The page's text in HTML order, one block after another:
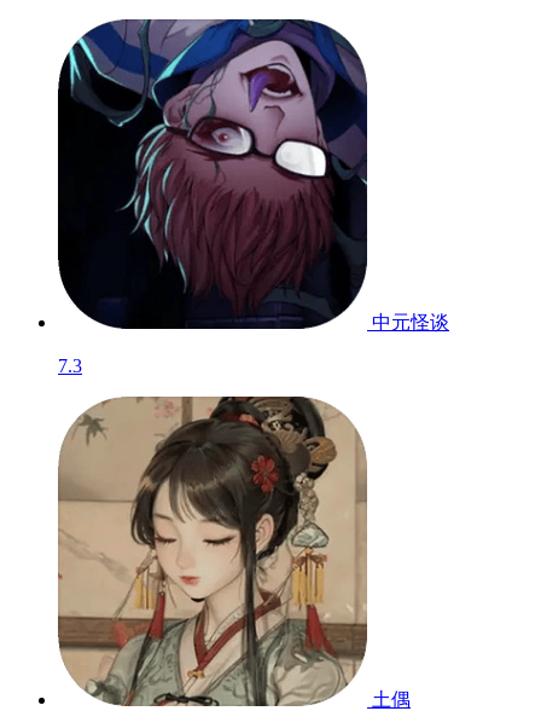
中元怪谈
7.3
土偶